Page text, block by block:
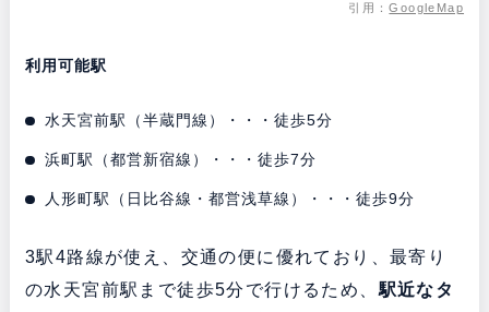
引用：GoogleMap
利用可能駅
水天宮前駅（半蔵門線）・・・徒歩5分
浜町駅（都営新宿線）・・・徒歩7分
人形町駅（日比谷線・都営浅草線）・・・徒歩9分
3駅4路線が使え、交通の便に優れており、最寄り
の水天宮前駅まで徒歩5分で行けるため、駅近なタ